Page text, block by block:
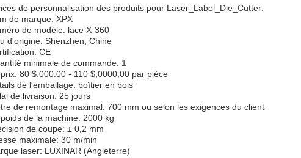
de personnalisation des produits pour Laser_Label_Die_Cutter:
de marque: XPX
de modèle: lace X-360
d'origine: Shenzhen, Chine
CE
minimale de commande: 1
80 $.000.00 - 110 $,0000,00 par pièce
de l'emballage: boîtier en bois
de livraison: 25 jours
de remontage maximal: 700 mm ou selon les exigences du client
de la machine: 2000 kg
de coupe: ± 0,2 mm
maximale: 30 m/min
laser: LUXINAR (Angleterre)